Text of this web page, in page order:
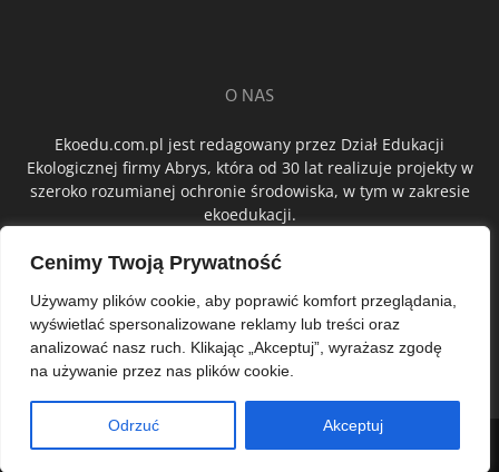
Cenimy Twoją Prywatność
Używamy plików cookie, aby poprawić komfort przeglądania,
wyświetlać spersonalizowane reklamy lub treści oraz
analizować nasz ruch. Klikając „Akceptuj”, wyrażasz zgodę
na używanie przez nas plików cookie.
Odrzuć Akceptuj
O NAS
Ekoedu.com.pl jest redagowany przez Dział Edukacji
Ekologicznej firmy Abrys, która od 30 lat realizuje projekty w
szeroko rozumianej ochronie środowiska, w tym w zakresie
ekoedukacji.
ŚLEDŹ NAS
© Abrys Sp. z o.o.